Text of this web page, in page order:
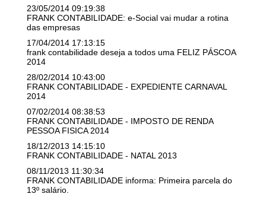
23/05/2014 09:19:38
FRANK CONTABILIDADE: e-Social vai mudar a rotina
das empresas
17/04/2014 17:13:15
frank contabilidade deseja a todos uma FELIZ PÁSCOA ‏
2014
28/02/2014 10:43:00
FRANK CONTABILIDADE - EXPEDIENTE CARNAVAL
2014
07/02/2014 08:38:53
FRANK CONTABILIDADE - IMPOSTO DE RENDA
PESSOA FISICA 2014
18/12/2013 14:15:10
FRANK CONTABILIDADE - NATAL 2013
08/11/2013 11:30:34
FRANK CONTABILIDADE informa: Primeira parcela do
13º salário.